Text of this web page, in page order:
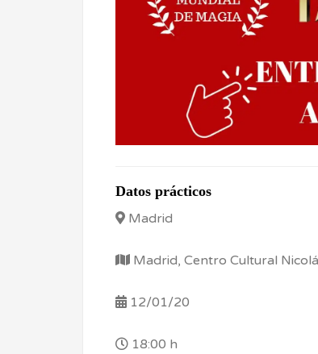
Datos prácticos
Madrid
Madrid, Centro Cultural
12/01/20
18:00 h